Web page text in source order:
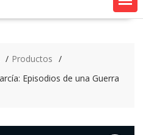
Productos
Episodios de una Guerra